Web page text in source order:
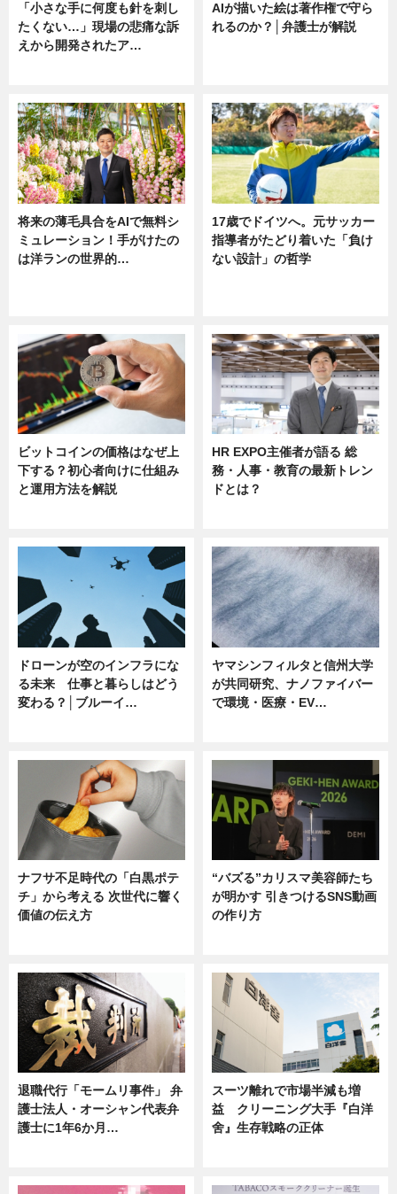
「小さな手に何度も針を刺し
たくない…」現場の悲痛な訴
えから開発されたア…
AIが描いた絵は著作権で守ら
れるのか？│弁護士が解説
将来の薄毛具合をAIで無料シ
ミュレーション！手がけたの
は洋ランの世界的…
17歳でドイツへ。元サッカー
指導者がたどり着いた「負け
ない設計」の哲学
ビットコインの価格はなぜ上
下する？初心者向けに仕組み
と運用方法を解説
HR EXPO主催者が語る 総
務・人事・教育の最新トレン
ドとは？
ドローンが空のインフラにな
る未来 仕事と暮らしはどう
変わる？│ブルーイ…
ヤマシンフィルタと信州大学
が共同研究、ナノファイバー
で環境・医療・EV…
ナフサ不足時代の「白黒ポテ
チ」から考える 次世代に響く
価値の伝え方
“バズる”カリスマ美容師たち
が明かす 引きつけるSNS動画
の作り方
退職代行「モームリ事件」 弁
護士法人・オーシャン代表弁
護士に1年6か月…
スーツ離れで市場半減も増
益 クリーニング大手『白洋
舍』生存戦略の正体